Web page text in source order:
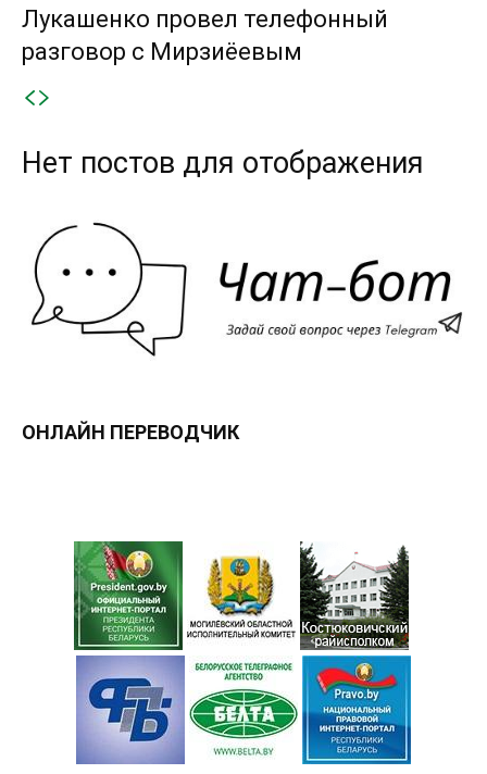
Лукашенко провел телефонный
разговор с Мирзиёевым
Нет постов для отображения
ОНЛАЙН ПЕРЕВОДЧИК